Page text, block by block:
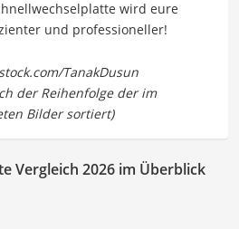
wird eure
und professioneller!
Vergleich 2026 im Überblick